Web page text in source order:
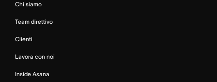
Chi siamo
Team direttivo
Clienti
Lavora con noi
Inside Asana